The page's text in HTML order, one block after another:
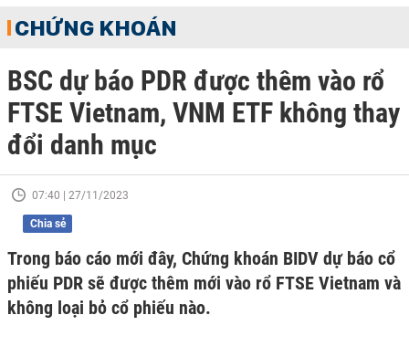
CHỨNG KHOÁN
BSC dự báo PDR được thêm vào rổ
FTSE Vietnam, VNM ETF không thay
đổi danh mục
07:40 | 27/11/2023
Chia sẻ
Trong báo cáo mới đây, Chứng khoán BIDV dự báo cổ
phiếu PDR sẽ được thêm mới vào rổ FTSE Vietnam và
không loại bỏ cổ phiếu nào.